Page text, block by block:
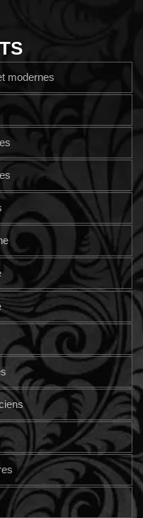
modernes